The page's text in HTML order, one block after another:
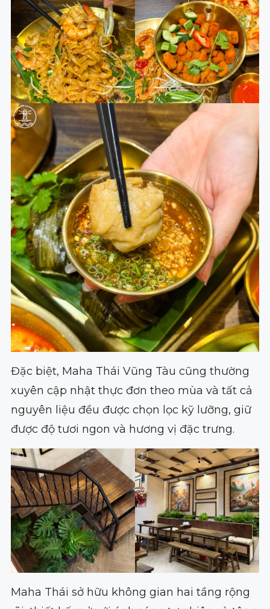
Đặc biệt, Maha Thái Vũng Tàu cũng thường
xuyên cập nhật thực đơn theo mùa và tất cả
nguyên liệu đều được chọn lọc kỹ lưỡng, giữ
được độ tươi ngon và hương vị đặc trưng.
Maha Thái sở hữu không gian hai tầng rộng